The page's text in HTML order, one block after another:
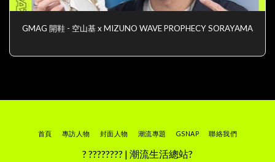
GMAG 開鞋 - 空山基 x MIZUNO WAVE PROPHECY SORAYAMA
? ???????? | 潮流生活總站?
首頁 專訪人物 封面人物 潮流專題 GSNAP 聯絡我們